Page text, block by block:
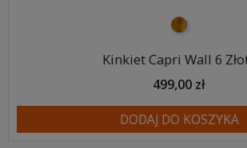
złoty
Kinkiet Capri Wall 6
499,00 zł
DODAJ DO KOSZYKA